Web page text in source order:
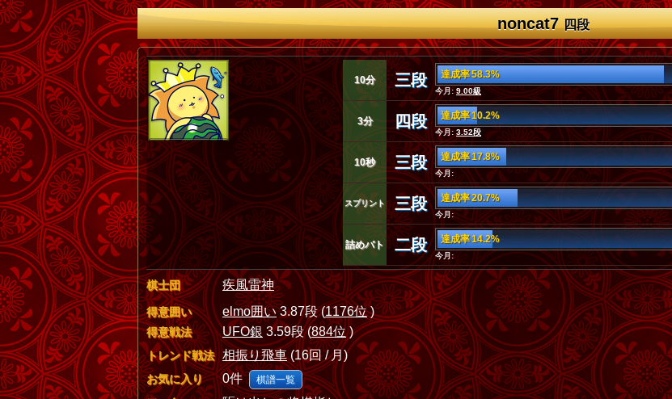
noncat7四段
10分 三段 達成率 58.3%
今月:9.00級
3分 四段 達成率 10.2%
今月: 3.52段
10秒 三段 達成率 17.8%
今月:
スプリント 三段 達成率 20.7%
今月:
詰めバト 二段 達成率 14.2%
今月:
棋士団 疾風雷神
得意囲い elmo囲い3.87段 (1176位)
得意戦法 UFO銀 3.59段 (884位)
トレンド戦法 相振り飛車(16回 / 月)
お気に入り 0件 棋譜一覧